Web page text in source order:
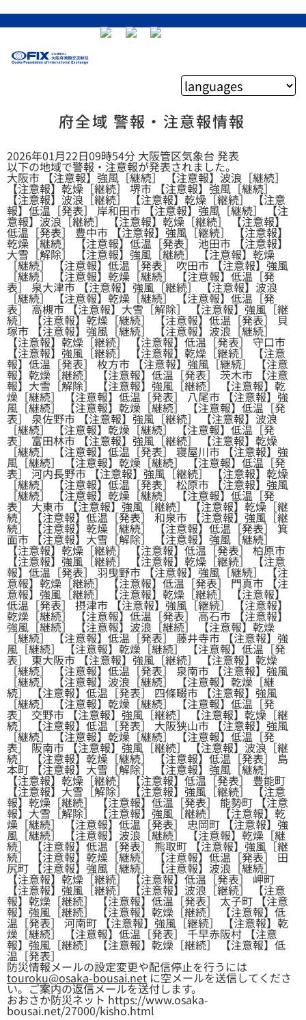
府全域 警報・注意報情報
2026年01月22日09時54分 大阪管区気象台 発表
以下の地域で警報・注意報が発表されました。
大阪市 【注意報】強風［継続］ 【注意報】波浪［継続］
【注意報】乾燥［継続］ 堺市 【注意報】強風［継続］
【注意報】波浪［継続］ 【注意報】乾燥［継続］ 【注意
報】低温［発表］ 岸和田市 【注意報】強風［継続］ 【注
意報】波浪［継続］ 【注意報】乾燥［継続］ 【注意報】
低温［発表］ 豊中市 【注意報】強風［継続］ 【注意報】
乾燥［継続］ 【注意報】低温［発表］ 池田市 【注意報】
大雪［解除］ 【注意報】強風［継続］ 【注意報】乾燥
［継続］ 【注意報】低温［発表］ 吹田市 【注意報】強風
［継続］ 【注意報】乾燥［継続］ 【注意報】低温［発
表］ 泉大津市 【注意報】強風［継続］ 【注意報】波浪
［継続］ 【注意報】乾燥［継続］ 【注意報】低温［発
表］ 高槻市 【注意報】大雪［解除］ 【注意報】強風［継
続］ 【注意報】乾燥［継続］ 【注意報】低温［発表］ 貝
塚市 【注意報】強風［継続］ 【注意報】波浪［継続］
【注意報】乾燥［継続］ 【注意報】低温［発表］ 守口市
【注意報】強風［継続］ 【注意報】乾燥［継続］ 【注意
報】低温［発表］ 枚方市 【注意報】強風［継続］ 【注意
報】乾燥［継続］ 【注意報】低温［発表］ 茨木市 【注意
報】大雪［解除］ 【注意報】強風［継続］ 【注意報】乾
燥［継続］ 【注意報】低温［発表］ 八尾市 【注意報】強
風［継続］ 【注意報】乾燥［継続］ 【注意報】低温［発
表］ 泉佐野市 【注意報】強風［継続］ 【注意報】波浪
［継続］ 【注意報】乾燥［継続］ 【注意報】低温［発
表］ 富田林市 【注意報】強風［継続］ 【注意報】乾燥
［継続］ 【注意報】低温［発表］ 寝屋川市 【注意報】強
風［継続］ 【注意報】乾燥［継続］ 【注意報】低温［発
表］ 河内長野市 【注意報】強風［継続］ 【注意報】乾燥
［継続］ 【注意報】低温［発表］ 松原市 【注意報】強風
［継続］ 【注意報】乾燥［継続］ 【注意報】低温［発
表］ 大東市 【注意報】強風［継続］ 【注意報】乾燥［継
続］ 【注意報】低温［発表］ 和泉市 【注意報】強風［継
続］ 【注意報】乾燥［継続］ 【注意報】低温［発表］ 箕
面市 【注意報】大雪［解除］ 【注意報】強風［継続］
【注意報】乾燥［継続］ 【注意報】低温［発表］ 柏原市
【注意報】強風［継続］ 【注意報】乾燥［継続］ 【注意
報】低温［発表］ 羽曳野市 【注意報】強風［継続］ 【注
意報】乾燥［継続］ 【注意報】低温［発表］ 門真市 【注
意報】強風［継続］ 【注意報】乾燥［継続］ 【注意報】
低温［発表］ 摂津市 【注意報】強風［継続］ 【注意報】
乾燥［継続］ 【注意報】低温［発表］ 高石市 【注意報】
強風［継続］ 【注意報】波浪［継続］ 【注意報】乾燥
［継続］ 【注意報】低温［発表］ 藤井寺市 【注意報】強
風［継続］ 【注意報】乾燥［継続］ 【注意報】低温［発
表］ 東大阪市 【注意報】強風［継続］ 【注意報】乾燥
［継続］ 【注意報】低温［発表］ 泉南市 【注意報】強風
［継続］ 【注意報】波浪［継続］ 【注意報】乾燥［継
続］ 【注意報】低温［発表］ 四條畷市 【注意報】強風
［継続］ 【注意報】乾燥［継続］ 【注意報】低温［発
表］ 交野市 【注意報】強風［継続］ 【注意報】乾燥［継
続］ 【注意報】低温［発表］ 大阪狭山市 【注意報】強風
［継続］ 【注意報】乾燥［継続］ 【注意報】低温［発
表］ 阪南市 【注意報】強風［継続］ 【注意報】波浪［継
続］ 【注意報】乾燥［継続］ 【注意報】低温［発表］ 島
本町 【注意報】大雪［解除］ 【注意報】強風［継続］
【注意報】乾燥［継続］ 【注意報】低温［発表］ 豊能町
【注意報】大雪［解除］ 【注意報】強風［継続］ 【注意
報】乾燥［継続］ 【注意報】低温［発表］ 能勢町 【注意
報】大雪［解除］ 【注意報】強風［継続］ 【注意報】乾
燥［継続］ 【注意報】低温［発表］ 忠岡町 【注意報】強
風［継続］ 【注意報】波浪［継続］ 【注意報】乾燥［継
続］ 【注意報】低温［発表］ 熊取町 【注意報】強風［継
続］ 【注意報】乾燥［継続］ 【注意報】低温［発表］ 田
尻町 【注意報】強風［継続］ 【注意報】波浪［継続］
【注意報】乾燥［継続］ 【注意報】低温［発表］ 岬町
【注意報】強風［継続］ 【注意報】波浪［継続］ 【注意
報】乾燥［継続］ 【注意報】低温［発表］ 太子町 【注意
報】強風［継続］ 【注意報】乾燥［継続］ 【注意報】低
温［発表］ 河南町 【注意報】強風［継続］ 【注意報】乾
燥［継続］ 【注意報】低温［発表］ 千早赤阪村 【注意
報】強風［継続］ 【注意報】乾燥［継続］ 【注意報】低
温［発表］
防災情報メールの設定変更や配信停止を行うには
touroku@osaka-bousai.netに空メールを送信してくださ
い。ご案内の返信メールを送付します。
おおさか防災ネット https://www.osaka-
bousai.net/27000/kisho.html